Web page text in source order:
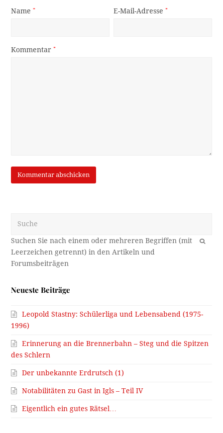
Name* E-Mail-Adresse*
Kommentar*
OK
Neueste Beiträge
Leopold Stastny: Schülerliga und Lebensabend (1975-
1996)
Erinnerung an die Brennerbahn – Steg und die Spitzen
des Schlern
Der unbekannte Erdrutsch (1)
Notabilitäten zu Gast in Igls – Teil IV
Eigentlich ein gutes Rätsel…